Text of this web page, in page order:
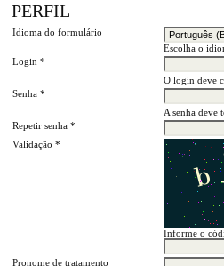
PERFIL
Idioma do formulário
Escolha o
Login *
O login deve
Senha *
A senha deve
Repetir senha *
Validação *
Informe o
Pronome de tratamento